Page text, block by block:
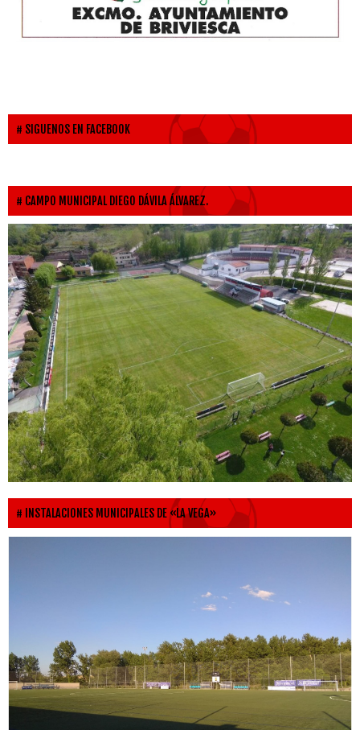
SIGUENOS EN FACEBOOK
CAMPO MUNICIPAL DIEGO DÁVILA ÁLVAREZ.
INSTALACIONES MUNICIPALES DE «LA VEGA»